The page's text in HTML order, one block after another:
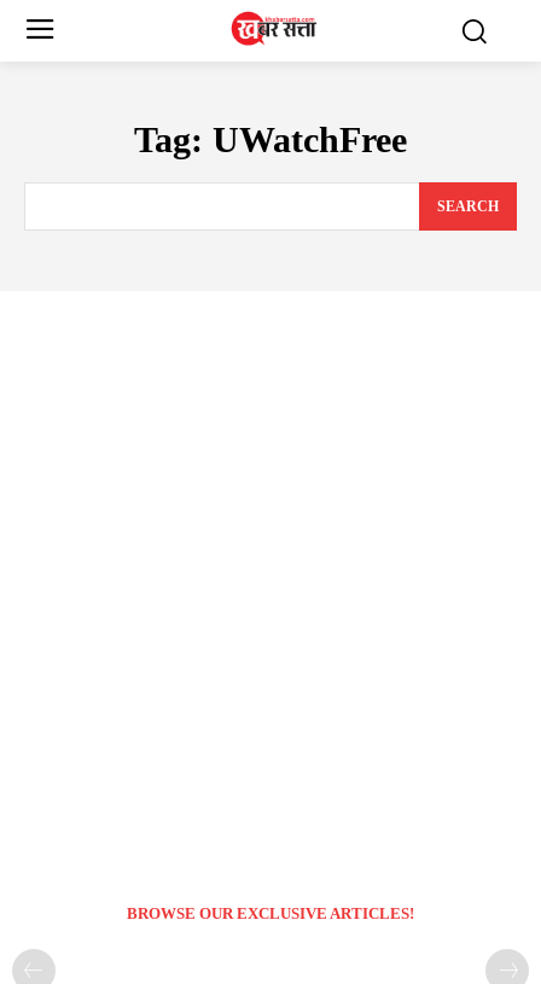
Tag: UWatchFree
SEARCH
BROWSE OUR EXCLUSIVE ARTICLES!